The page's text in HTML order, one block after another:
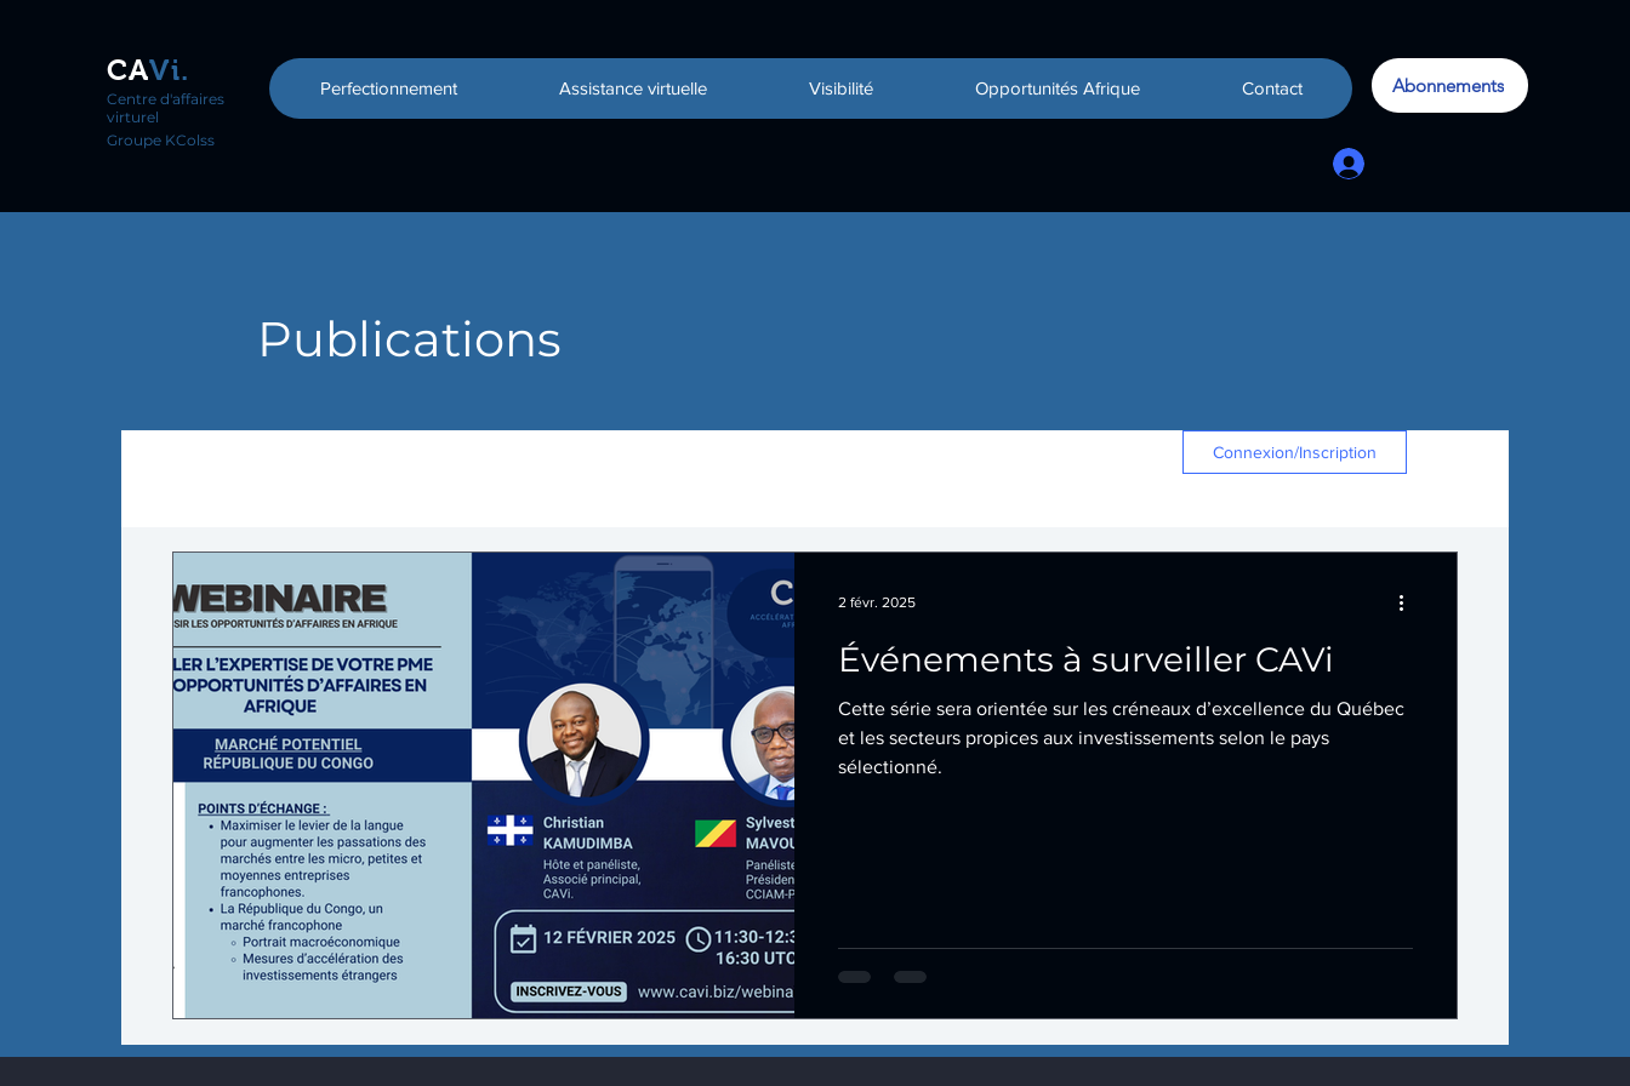
CAVi.
Centre d'affaires
virturel
Groupe KColss
Perfectionnement Assistance virtuelle Visibilité Opportunités Afrique Contact Abonnements
Publications
Connexion/Inscription
Événements à surveiller CAVi
Cette série sera orientée sur les créneaux d’excellence du Québec
et les secteurs propices aux investissements selon le pays
sélectionné.
2 févr. 2025